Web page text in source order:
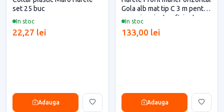
In stoc
set 25 buc
22,27 lei
Adauga
In stoc
Gola alb mat tip C 3 m pentru
casa si proiecte eficiente
133,00 lei
Adauga